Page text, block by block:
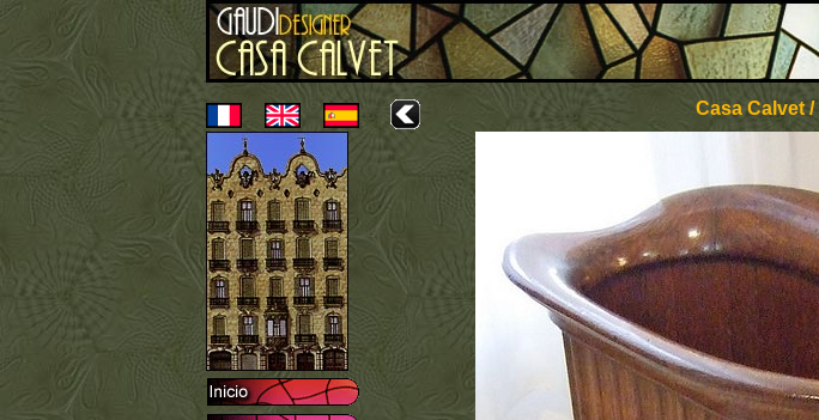
Casa Calvet